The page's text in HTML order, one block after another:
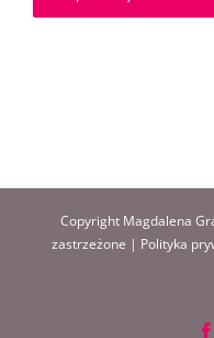
Copyright Magdalena
zastrzeżone | Polityka